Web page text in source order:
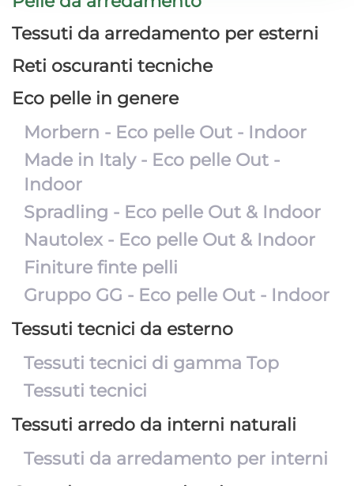
Tessuti da arredamento per esterni
Reti oscuranti tecniche
Eco pelle in genere
Morbern - Eco pelle Out - Indoor
Made in Italy - Eco pelle Out -
Indoor
Spradling - Eco pelle Out & Indoor
Nautolex - Eco pelle Out & Indoor
Finiture finte pelli
Gruppo GG - Eco pelle Out - Indoor
Tessuti tecnici da esterno
Tessuti tecnici di gamma Top
Tessuti tecnici
Tessuti arredo da interni naturali
Tessuti da arredamento per interni